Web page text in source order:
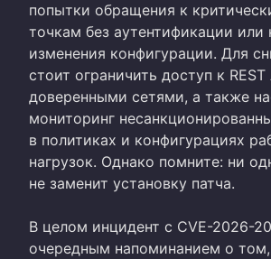
попытки обращения к
точкам без аутентификации или
изменения конфигурации. Для
стоит ограничить доступ к REST
доверенными сетями, а также
мониторинг
в политиках и конфигурациях
нагрузок. Однако помните: ни
не заменит установку патча.
В целом инцидент с CVE-2026-
очередным напоминанием о